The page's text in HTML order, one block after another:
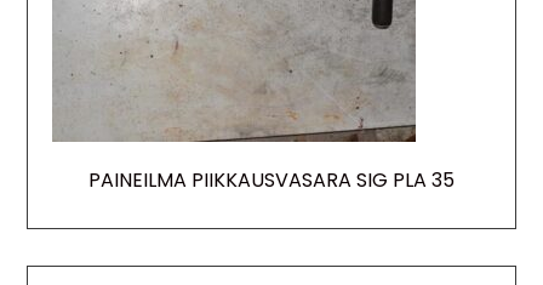
PAINEILMA PIIKKAUSVASARA SIG PLA 35